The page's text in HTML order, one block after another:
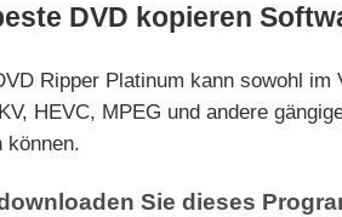
DVD kopieren
Ripper Platinum kann sowohl im
HEVC, MPEG und andere
können.
Sie dieses